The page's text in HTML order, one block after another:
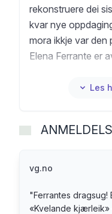
rekonstruere dei
kvar nye
mora ikkje var den
Elena Ferrante er
tid". Dei kraftfulle
forholdet mellom
Les
vg.no
"Ferrantes dragsug!
«Kvelande kjærleik»